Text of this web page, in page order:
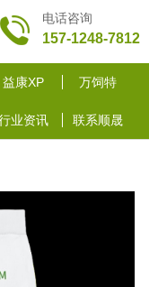
电话咨询
157-1248-7812
益康XP 万饲特
业资讯 联系顺晟